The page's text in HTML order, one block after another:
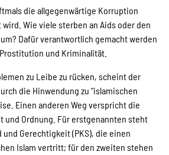
english
Suche
die allgegenwärtige Korruption
Wie viele sterben an Aids oder den
Dafür verantwortlich gemacht werden
und Kriminalität.
zu Leibe zu rücken, scheint der
die Hinwendung zu "islamischen
Einen anderen Weg verspricht die
und Ordnung. Für erstgenannten steht
Gerechtigkeit (PKS), die einen
Islam vertritt; für den zweiten stehen